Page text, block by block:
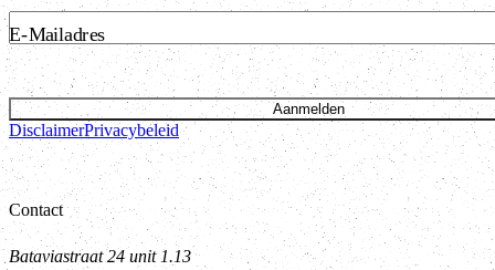
E-Mailadres
Aanmelden
DisclaimerPrivacybeleid
Contact
Bataviastraat 24 unit 1.13